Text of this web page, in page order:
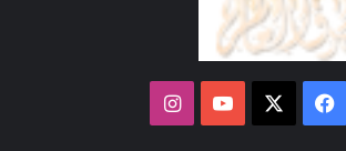
فيسبوك ‫YouTubeانستقرام